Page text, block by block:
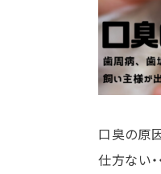
口臭の原
仕方ない